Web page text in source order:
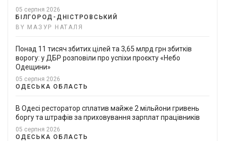
05 серпня 2026
БІЛГОРОД-ДНІСТРОВСЬКИЙ
BY МАЗУР НАТАЛЯ
Понад 11 тисяч збитих цілей та 3,65 млрд грн збитків
ворогу: у ДБР розповіли про успіхи проєкту «Небо
Одещини»
05 серпня 2026
ОДЕСЬКА ОБЛАСТЬ
В Одесі ресторатор сплатив майже 2 мільйони гривень
боргу та штрафів за приховування зарплат працівників
05 серпня 2026
ОДЕСЬКА ОБЛАСТЬ